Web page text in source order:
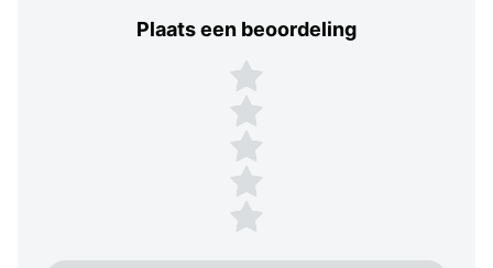
Plaats een beoordeling
Plaats een beoordeling
5 sterren
4 sterren
3 sterren
2 sterren
1 ster